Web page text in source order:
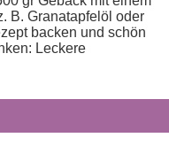
B. Granatapfelöl oder
backen und schön
Leckere